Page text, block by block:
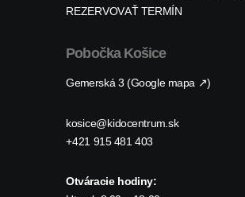
REZERVOVAŤ TERMÍN
Pobočka Košice
Gemerská 3 (Google mapa ↗)
kosice@kidocentrum.sk
+421 915 481 403
Otváracie hodiny: